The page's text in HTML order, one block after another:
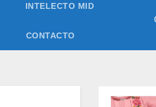
INTELECTO MID
CONTACTO